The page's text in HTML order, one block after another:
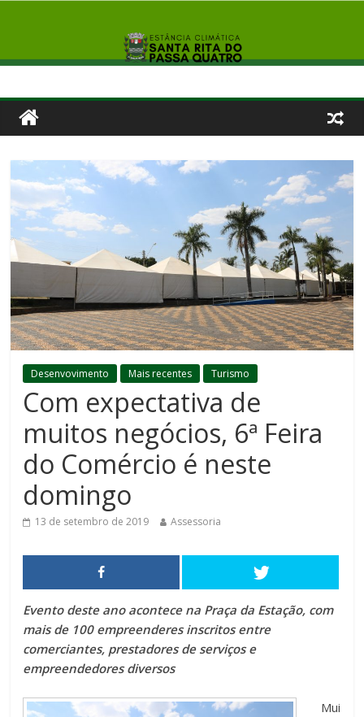
Desenvovimento Mais recentes Turismo
Com expectativa de
muitos negócios, 6ª Feira
do Comércio é neste
domingo
13 de setembro de 2019 Assessoria
Evento deste ano acontece na Praça da Estação, com
mais de 100 empreenderes inscritos entre
comerciantes, prestadores de serviços e
empreendedores diversos
Mui